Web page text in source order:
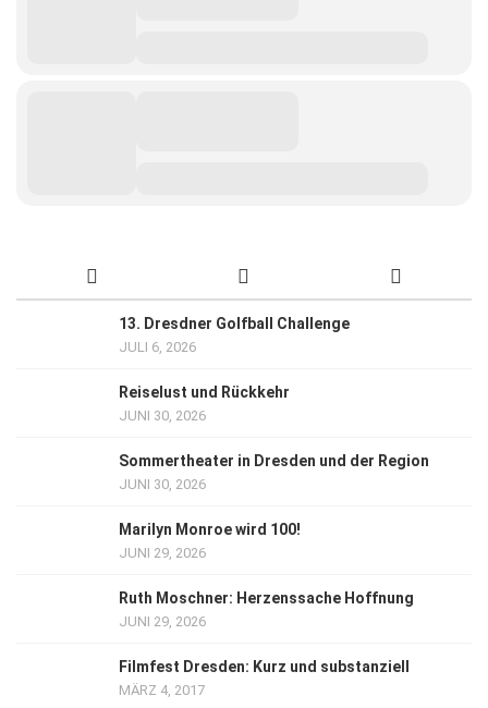
13. Dresdner Golfball Challenge
JULI 6, 2026
Reiselust und Rückkehr
JUNI 30, 2026
Sommertheater in Dresden und der Region
JUNI 30, 2026
Marilyn Monroe wird 100!
JUNI 29, 2026
Ruth Moschner: Herzenssache Hoffnung
JUNI 29, 2026
Filmfest Dresden: Kurz und substanziell
MÄRZ 4, 2017